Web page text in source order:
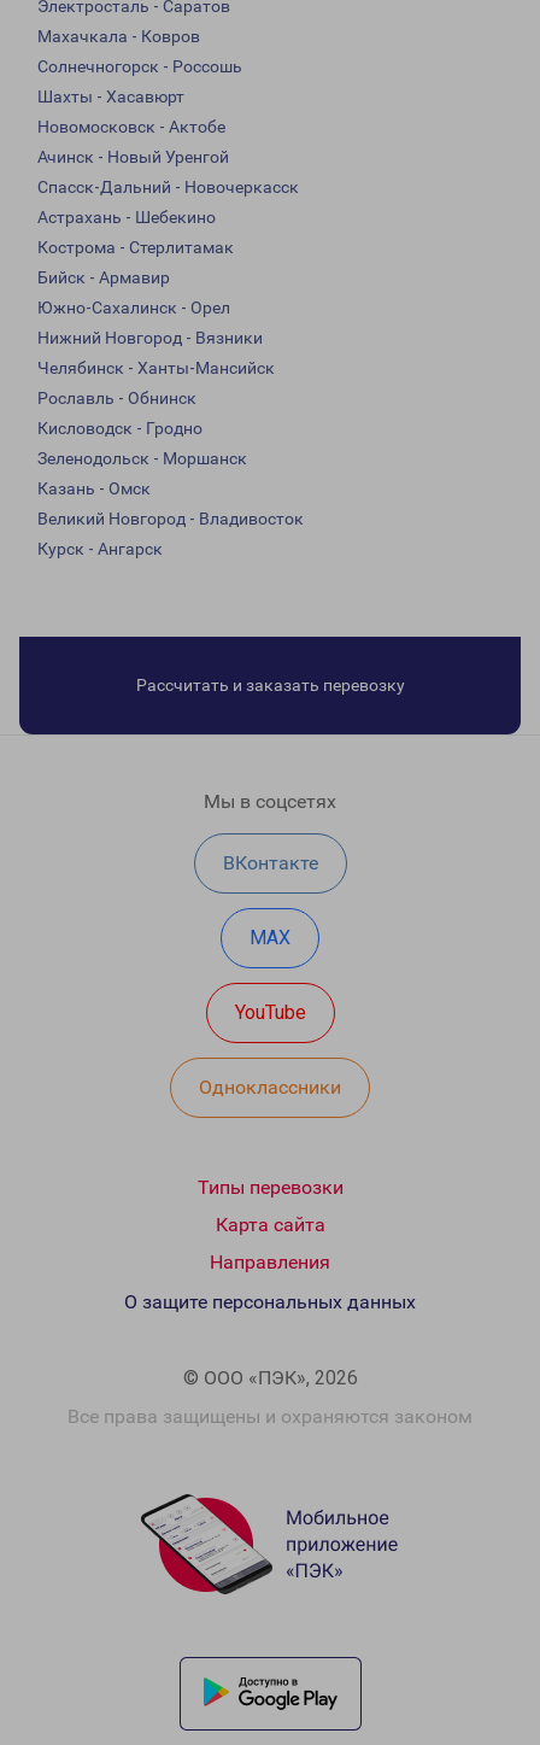
Электросталь - Саратов
Махачкала - Ковров
Солнечногорск - Россошь
Шахты - Хасавюрт
Новомосковск - Актобе
Ачинск - Новый Уренгой
Спасск-Дальний - Новочеркасск
Астрахань - Шебекино
Кострома - Стерлитамак
Бийск - Армавир
Южно-Сахалинск - Орел
Нижний Новгород - Вязники
Челябинск - Ханты-Мансийск
Рославль - Обнинск
Кисловодск - Гродно
Зеленодольск - Моршанск
Казань - Омск
Великий Новгород - Владивосток
Курск - Ангарск
Рассчитать и заказать перевозку
Мы в соцсетях
ВКонтакте
MAX
YouTube
Одноклассники
Типы перевозки
Карта сайта
Направления
© ООО «ПЭК», 2026
Все права защищены и охраняются законом
О защите персональных данных